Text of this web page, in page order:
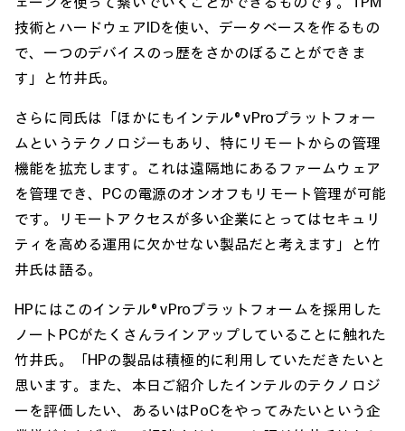
技術とハードウェアIDを使い、データベースを作るもの
で、一つのデバイスのっ歴をさかのぼることができま
す」と竹井氏。
さらに同氏は「ほかにもインテル® vProプラットフォー
ムというテクノロジーもあり、特にリモートからの管理
機能を拡充します。これは遠隔地にあるファームウェア
を管理でき、PCの電源のオンオフもリモート管理が可能
です。リモートアクセスが多い企業にとってはセキュリ
ティを高める運用に欠かせない製品だと考えます」と竹
井氏は語る。
HPにはこのインテル® vProプラットフォームを採用した
ノートPCがたくさんラインアップしていることに触れた
竹井氏。「HPの製品は積極的に利用していただきたいと
思います。また、本日ご紹介したインテルのテクノロジ
ーを評価したい、あるいはPoCをやってみたいという企